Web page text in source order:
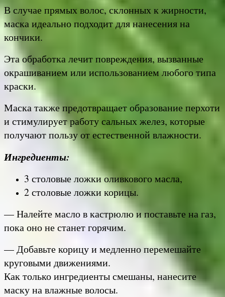
В случае прямых волос, склонных к жирности,
маска идеально подходит для нанесения на
кончики.
Эта обработка лечит повреждения, вызванные
окрашиванием или использованием любого типа
краски.
Маска также предотвращает образование перхоти
и стимулирует работу сальных желез, которые
получают пользу от естественной влажности.
Ингредиенты:
3 столовые ложки оливкового масла,
2 столовые ложки корицы.
— Налейте масло в кастрюлю и поставьте на газ,
пока оно не станет горячим.
— Добавьте корицу и медленно перемешайте
круговыми движениями.
Как только ингредиенты смешаны, нанесите
маску на влажные волосы.